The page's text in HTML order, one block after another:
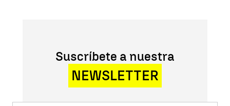
Suscríbete a nuestra
NEWSLETTER